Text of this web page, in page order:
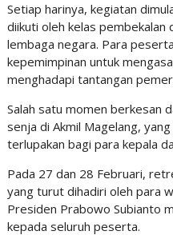
Setiap harinya, kegiatan
diikuti oleh kelas pembekalan
lembaga negara. Para
kepemimpinan untuk
menghadapi tantangan
Salah satu momen berkesan
senja di Akmil Magelang,
terlupakan bagi para kepala
Pada 27 dan 28 Februari,
yang turut dihadiri oleh para
Presiden Prabowo Subianto
kepada seluruh peserta.